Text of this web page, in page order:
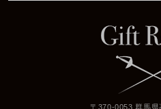
〒370-0053 群馬県